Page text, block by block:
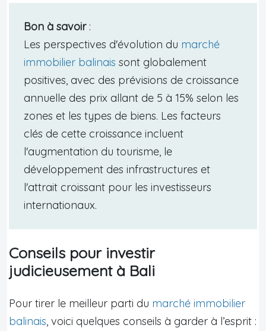
Bon à savoir:
Les perspectives d'évolution du marché
immobilier balinais sont globalement
positives, avec des prévisions de croissance
annuelle des prix allant de 5 à 15% selon les
zones et les types de biens. Les facteurs
clés de cette croissance incluent
l'augmentation du tourisme, le
développement des infrastructures et
l'attrait croissant pour les investisseurs
internationaux.
Conseils pour investir
judicieusement à Bali
Pour tirer le meilleur parti du marché immobilier
balinais, voici quelques conseils à garder à l’esprit :